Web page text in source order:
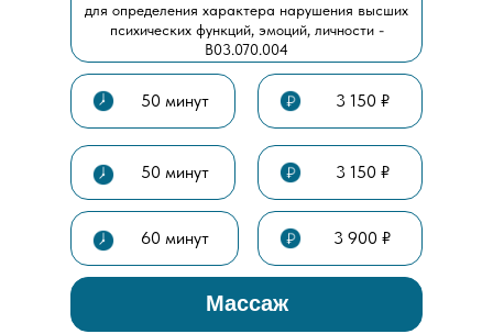
3 150 ₽
для определения характера нарушения высших
психических функций, эмоций, личности -
В03.070.004
50 минут
3 150 ₽
50 минут
3 900 ₽
60 минут
Массаж